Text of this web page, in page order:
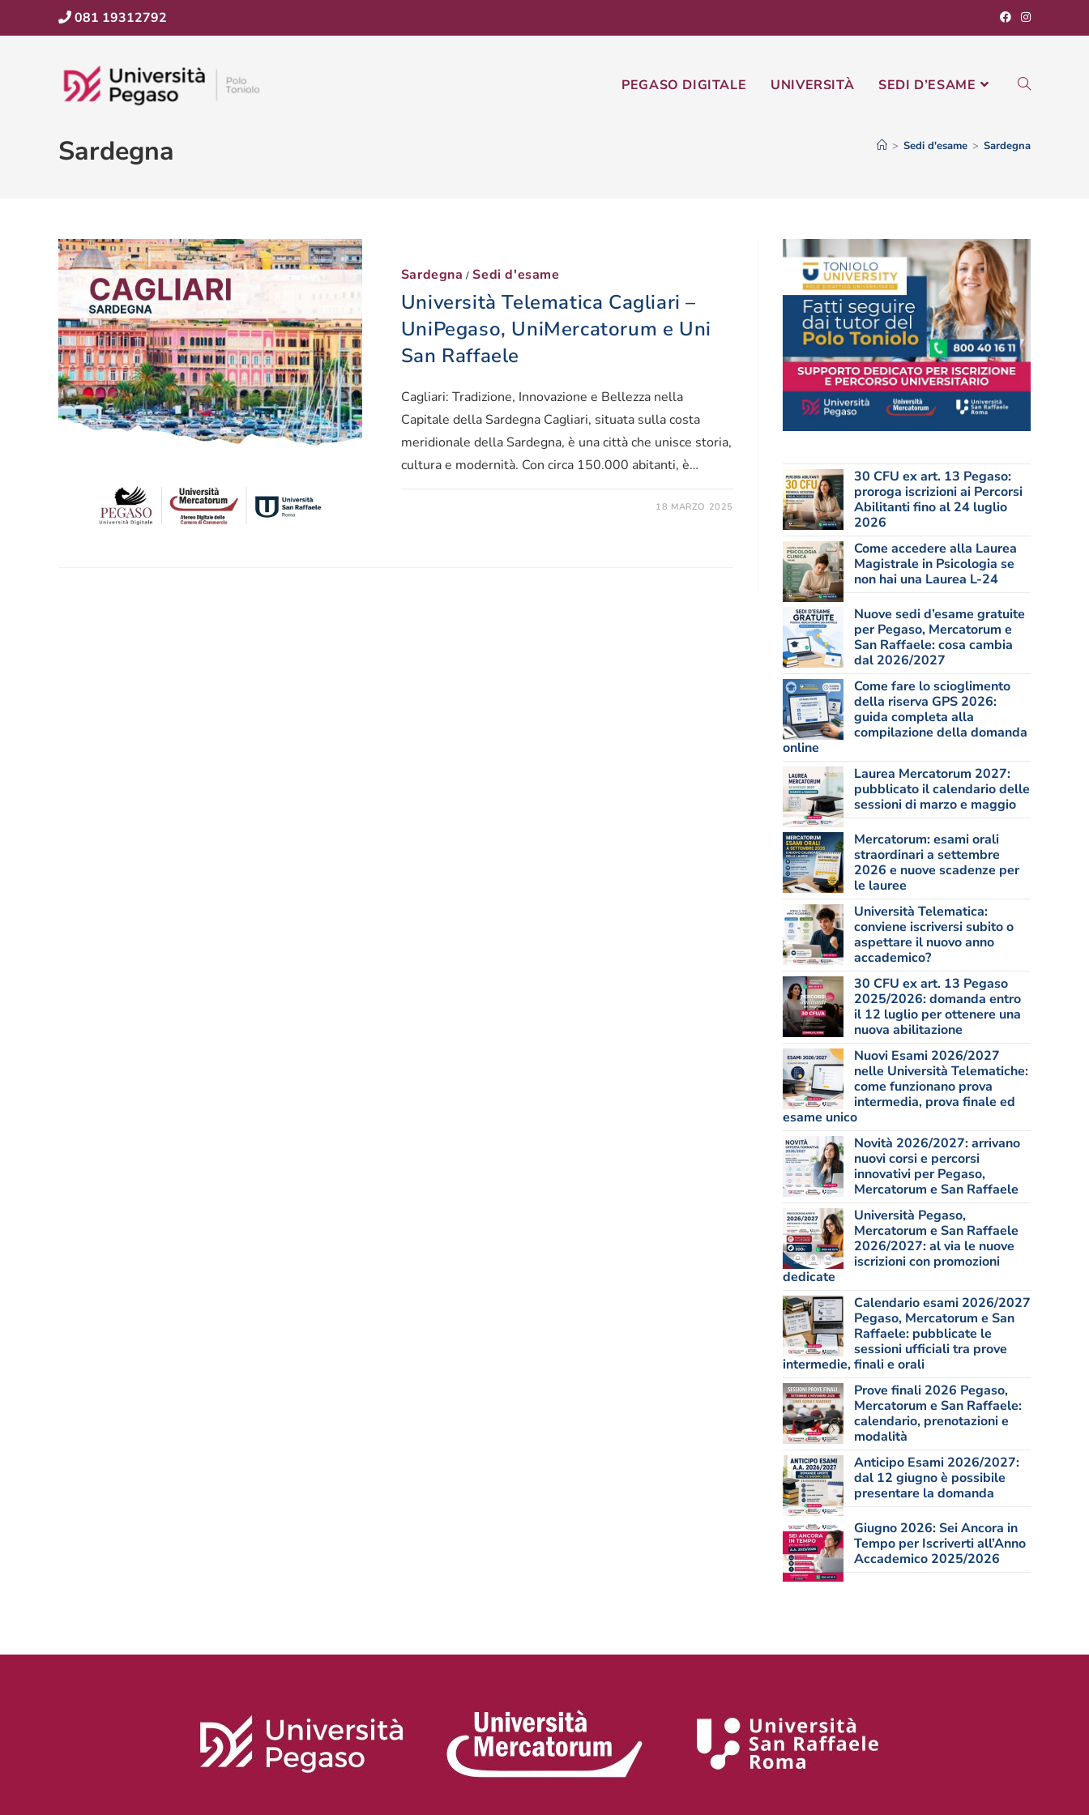
081 19312792
PEGASO DIGITALE UNIVERSITÀ SEDI D’ESAME
Sardegna > Sedi d'esame > Sardegna
Sardegna /Sedi d'esame
Università Telematica Cagliari –
UniPegaso, UniMercatorum e Uni
San Raffaele
Cagliari: Tradizione, Innovazione e Bellezza nella
Capitale della Sardegna Cagliari, situata sulla costa
meridionale della Sardegna, è una città che unisce storia,
cultura e modernità. Con circa 150.000 abitanti, è…
18 MARZO 2025
30 CFU ex art. 13 Pegaso:
proroga iscrizioni ai Percorsi
Abilitanti fino al 24 luglio
2026
Come accedere alla Laurea
Magistrale in Psicologia se
non hai una Laurea L-24
Nuove sedi d’esame gratuite
per Pegaso, Mercatorum e
San Raffaele: cosa cambia
dal 2026/2027
Come fare lo scioglimento
della riserva GPS 2026:
guida completa alla
compilazione della domanda
online
Laurea Mercatorum 2027:
pubblicato il calendario delle
sessioni di marzo e maggio
Mercatorum: esami orali
straordinari a settembre
2026 e nuove scadenze per
le lauree
Università Telematica:
conviene iscriversi subito o
aspettare il nuovo anno
accademico?
30 CFU ex art. 13 Pegaso
2025/2026: domanda entro
il 12 luglio per ottenere una
nuova abilitazione
Nuovi Esami 2026/2027
nelle Università Telematiche:
come funzionano prova
intermedia, prova finale ed
esame unico
Novità 2026/2027: arrivano
nuovi corsi e percorsi
innovativi per Pegaso,
Mercatorum e San Raffaele
Università Pegaso,
Mercatorum e San Raffaele
2026/2027: al via le nuove
iscrizioni con promozioni
dedicate
Calendario esami 2026/2027
Pegaso, Mercatorum e San
Raffaele: pubblicate le
sessioni ufficiali tra prove
intermedie, finali e orali
Prove finali 2026 Pegaso,
Mercatorum e San Raffaele:
calendario, prenotazioni e
modalità
Anticipo Esami 2026/2027:
dal 12 giugno è possibile
presentare la domanda
Giugno 2026: Sei Ancora in
Tempo per Iscriverti all’Anno
Accademico 2025/2026